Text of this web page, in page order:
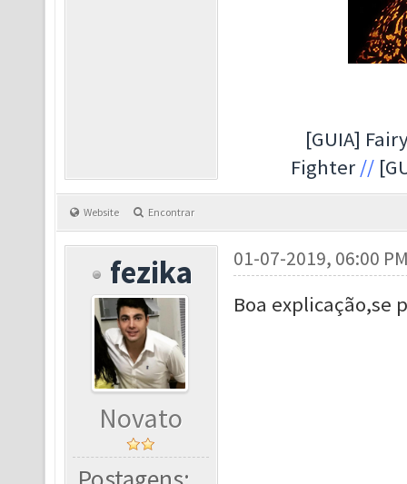
[GUIA]
Fighter //
Website Encontrar
fezika
Novato
01-07-2019, 06:00
Boa explicação,se